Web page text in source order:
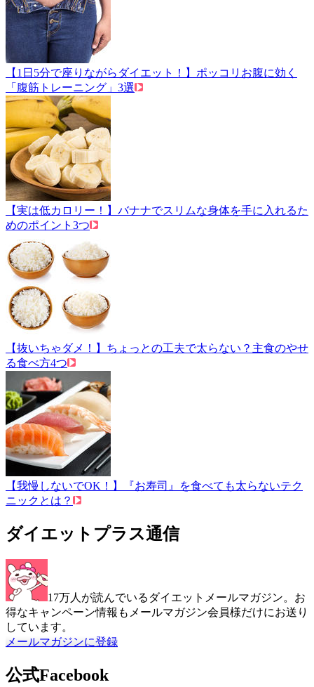
【1日5分で座りながらダイエット！】ポッコリお腹に効く
「腹筋トレーニング」3選
【実は低カロリー！】バナナでスリムな身体を手に入れるた
めのポイント3つ
【抜いちゃダメ！】ちょっとの工夫で太らない？主食のやせ
る食べ方4つ
【我慢しないでOK！】『お寿司』を食べても太らないテク
ニックとは？
ダイエットプラス通信
17万人が読んでいるダイエットメールマガジン。お
得なキャンペーン情報もメールマガジン会員様だけにお送り
しています。
メールマガジンに登録
公式Facebook